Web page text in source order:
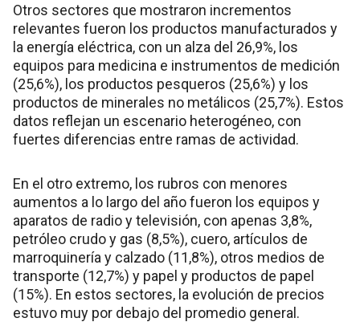
Otros sectores que mostraron incrementos
relevantes fueron los productos manufacturados y
la energía eléctrica, con un alza del 26,9%, los
equipos para medicina e instrumentos de medición
(25,6%), los productos pesqueros (25,6%) y los
productos de minerales no metálicos (25,7%). Estos
datos reflejan un escenario heterogéneo, con
fuertes diferencias entre ramas de actividad.
En el otro extremo, los rubros con menores
aumentos a lo largo del año fueron los equipos y
aparatos de radio y televisión, con apenas 3,8%,
petróleo crudo y gas (8,5%), cuero, artículos de
marroquinería y calzado (11,8%), otros medios de
transporte (12,7%) y papel y productos de papel
(15%). En estos sectores, la evolución de precios
estuvo muy por debajo del promedio general.